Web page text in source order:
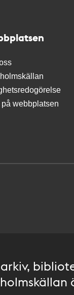
webbplatsen